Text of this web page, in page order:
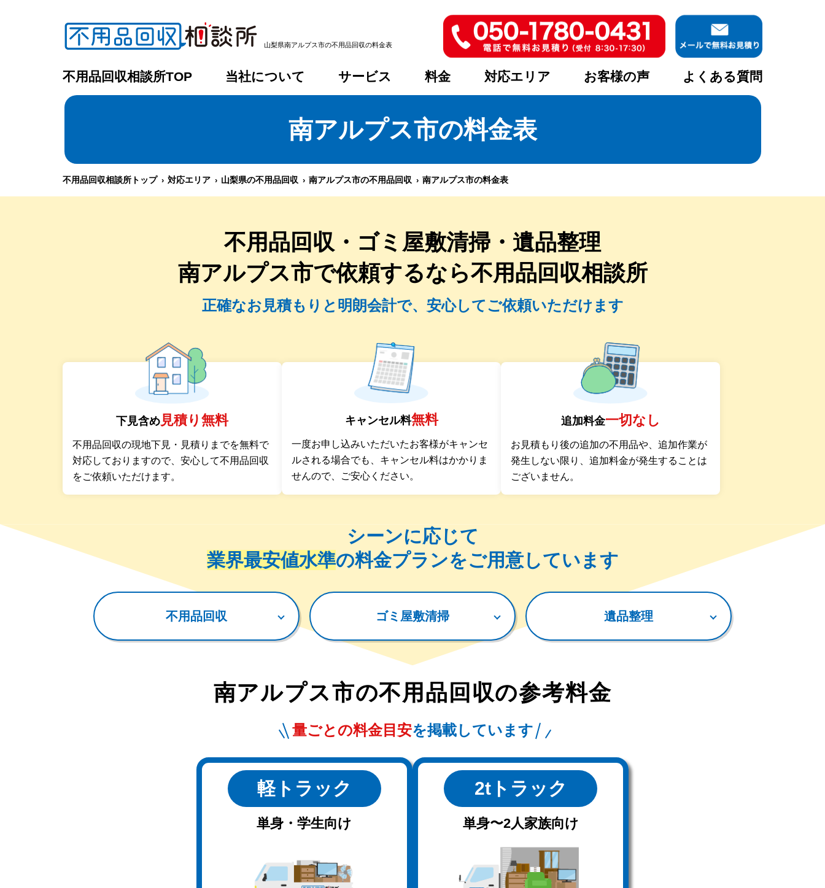
山梨県南アルプス市の不用品回収の料金表
不用品回収相談所TOP 当社について サービス 料金 対応エリア お客様の声 よくある質問
南アルプス市の料金表
不用品回収相談所トップ 対応エリア 山梨県の不用品回収 南アルプス市の不用品回収 南アルプス市の料金表
不用品回収・ゴミ屋敷清掃・遺品整理
南アルプス市で依頼するなら不用品回収相談所
正確なお見積もりと明朗会計で、安心してご依頼いただけます
下見含め見積り無料
不用品回収の現地下見・見積りまでを無料で
対応しておりますので、安心して不用品回収
をご依頼いただけます。
キャンセル料無料
一度お申し込みいただいたお客様がキャンセ
ルされる場合でも、キャンセル料はかかりま
せんので、ご安心ください。
追加料金一切なし
お見積もり後の追加の不用品や、追加作業が
発生しない限り、追加料金が発生することは
ございません。
シーンに応じて
業界最安値水準の料金プランをご用意しています
不用品回収 ゴミ屋敷清掃 遺品整理
南アルプス市の不用品回収の参考料金
量ごとの料金目安を掲載しています
軽トラック
単身・学生向け
2tトラック
単身〜2人家族向け